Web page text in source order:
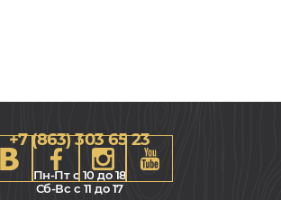
+7 (863) 303 65 23
Пн-Пт с 10 до 18
Сб-Вс с 11 до 17